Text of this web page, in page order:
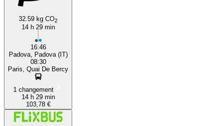
32.59 kg CO2
14 h 29 min
16:46
Padova, Padova (IT)
08:30
Paris, Quai De Bercy
1 changement
14 h 29 min
103,78 €